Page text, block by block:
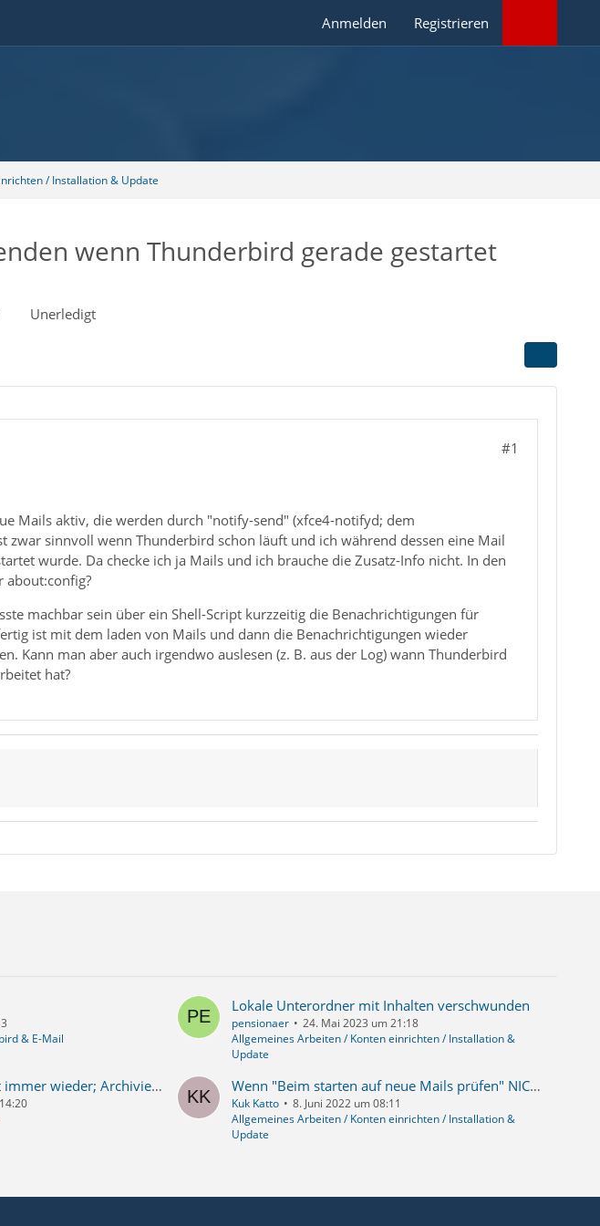
Anmelden Registrieren
/ Installation & Update
wenn Thunderbird gerade gestartet
Unerledigt
#1
Mails aktiv, die werden durch "notify-send" (xfce4-notifyd; dem
zwar sinnvoll wenn Thunderbird schon läuft und ich während dessen eine Mail
wurde. Da checke ich ja Mails und ich brauche die Zusatz-Info nicht. In den
about:config?
machbar sein über ein Shell-Script kurzzeitig die Benachrichtigungen für
ist mit dem laden von Mails und dann die Benachrichtigungen wieder
Kann man aber auch irgendwo auslesen (z. B. aus der Log) wann Thunderbird
hat?
& E-Mail
Lokale Unterordner mit Inhalten verschwunden
pensionaer
24. Mai 2023 um 21:18
Allgemeines Arbeiten / Konten einrichten / Installation &
Update
Bulk-Archivieren stoppt immer wieder; Archivieren; Import-Frage Wenn "Beim starten auf neue Mails prüfen" NICHT angekreuzt ist, dann hat gefälligst ...
Kuk Katto
8. Juni 2022 um 08:11
Allgemeines Arbeiten / Konten einrichten / Installation &
Update